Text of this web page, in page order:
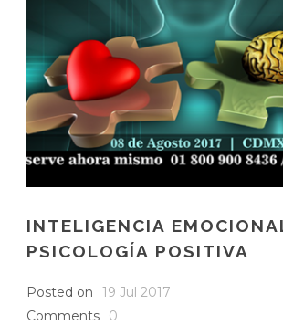
INTELIGENCIA
PSICOLOGÍA POSITIVA
Posted on
19 Jul 2017
Comments
0